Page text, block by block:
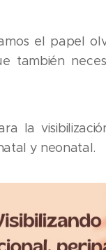
el papel
también
la
y neonatal.